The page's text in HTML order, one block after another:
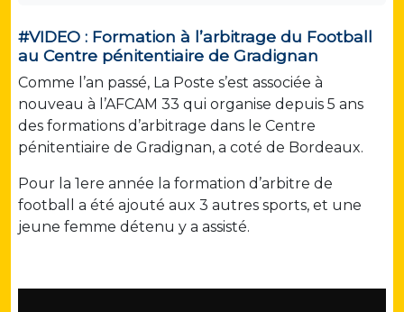
#VIDEO : Formation à l’arbitrage du Football
au Centre pénitentiaire de Gradignan
Comme l’an passé, La Poste s’est associée à
nouveau à l’AFCAM 33 qui organise depuis 5 ans
des formations d’arbitrage dans le Centre
pénitentiaire de Gradignan, a coté de Bordeaux.
Pour la 1ere année la formation d’arbitre de
football a été ajouté aux 3 autres sports, et une
jeune femme détenu y a assisté.